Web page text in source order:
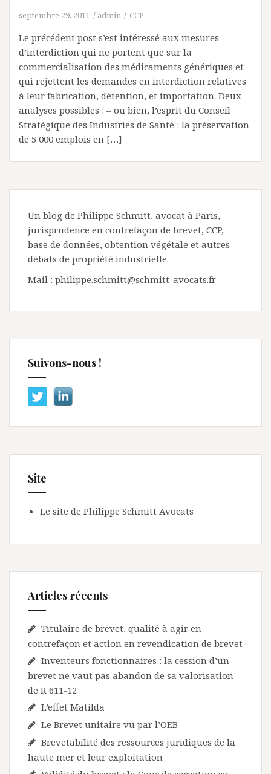
septembre 29, 2011 admin CCP
Le précédent post s’est intéressé aux mesures
d’interdiction qui ne portent que sur la
commercialisation des médicaments génériques et
qui rejettent les demandes en interdiction relatives
à leur fabrication, détention, et importation. Deux
analyses possibles : – ou bien, l’esprit du Conseil
Stratégique des Industries de Santé : la préservation
de 5 000 emplois en […]
Un blog de Philippe Schmitt, avocat à Paris,
jurisprudence en contrefaçon de brevet, CCP,
base de données, obtention végétale et autres
débats de propriété industrielle.
Mail : philippe.schmitt@schmitt-avocats.fr
Suivons-nous !
Site
Le site de Philippe Schmitt Avocats
Articles récents
Titulaire de brevet, qualité à agir en
contrefaçon et action en revendication de brevet
Inventeurs fonctionnaires : la cession d’un
brevet ne vaut pas abandon de sa valorisation
de R 611-12
L’effet Matilda
Le Brevet unitaire vu par l’OEB
Brevetabilité des ressources juridiques de la
haute mer et leur exploitation